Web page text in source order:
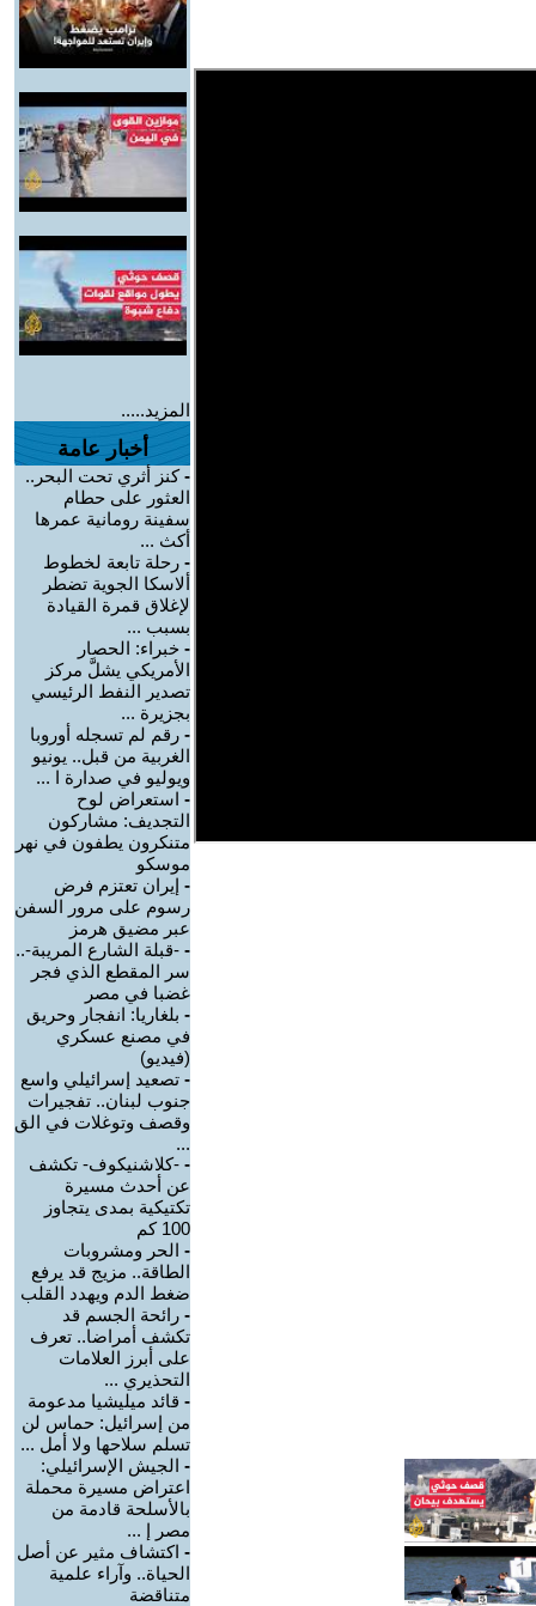
المزيد.....
أخبار عامة
-كنز أثري تحت البحر..
العثور على حطام
سفينة رومانية عمرها
أكث ...
- رحلة تابعة لخطوط
ألاسكا الجوية تضطر
لإغلاق قمرة القيادة
بسبب ...
- خبراء: الحصار
الأمريكي يشلَّ مركز
تصدير النفط الرئيسي
بجزيرة ...
- رقم لم تسجله أوروبا
الغربية من قبل.. يونيو
ويوليو في صدارة ا ...
- استعراض لوح
التجديف: مشاركون
متنكرون يطفون في نهر
موسكو
- إيران تعتزم فرض
رسوم على مرور السفن
عبر مضيق هرمز
- -قبلة الشارع المريبة-..
سر المقطع الذي فجر
غضبا في مصر
- بلغاريا: انفجار وحريق
في مصنع عسكري
(فيديو)
- تصعيد إسرائيلي واسع
جنوب لبنان.. تفجيرات
وقصف وتوغلات في الق
...
- -كلاشنيكوف- تكشف
عن أحدث مسيرة
تكتيكية بمدى يتجاوز
100 كم
- الحر ومشروبات
الطاقة.. مزيج قد يرفع
ضغط الدم ويهدد القلب
- رائحة الجسم قد
تكشف أمراضا.. تعرف
على أبرز العلامات
التحذيري ...
- قائد ميليشيا مدعومة
من إسرائيل: حماس لن
تسلم سلاحها ولا أمل ...
- الجيش الإسرائيلي:
اعتراض مسيرة محملة
بالأسلحة قادمة من
مصر إ ...
- اكتشاف مثير عن أصل
الحياة.. وآراء علمية
متناقضة